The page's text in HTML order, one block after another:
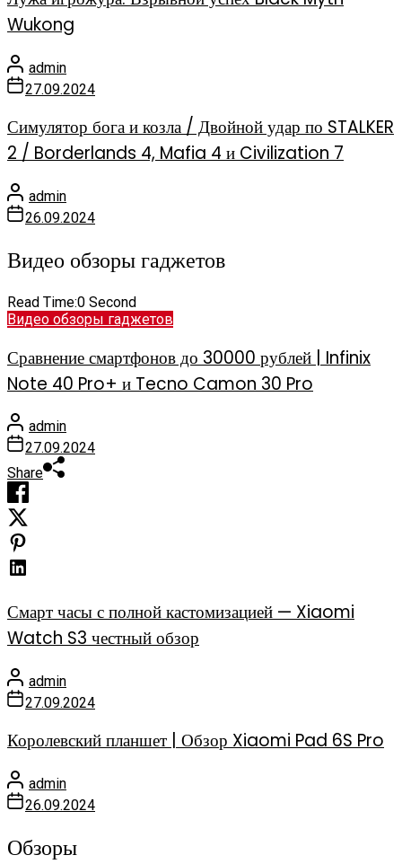
Wukong
admin
27.09.2024
Симулятор бога и козла / Двойной удар по STALKER
2 / Borderlands 4, Mafia 4 и Civilization 7
admin
26.09.2024
Видео обзоры гаджетов
Read Time:0 Second
Видео обзоры гаджетов
Сравнение смартфонов до 30000 рублей | Infinix
Note 40 Pro+ и Tecno Camon 30 Pro
admin
27.09.2024
Share
Смарт часы с полной кастомизацией — Xiaomi
Watch S3 честный обзор
admin
27.09.2024
Королевский планшет | Обзор Xiaomi Pad 6S Pro
admin
26.09.2024
Обзоры